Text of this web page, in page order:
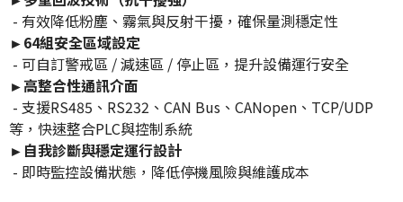
- 有效降低粉塵、霧氣與反射干擾，確保量測穩定性
►64組安全區域設定
- 可自訂警戒區 / 減速區 / 停止區，提升設備運行安全
►高整合性通訊介面
- 支援RS485、RS232、CAN Bus、CANopen、TCP/UDP
等，快速整合PLC與控制系統
►自我診斷與穩定運行設計
- 即時監控設備狀態，降低停機風險與維護成本